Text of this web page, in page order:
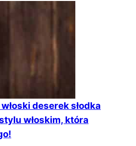
deserek słodka
włoskim, która